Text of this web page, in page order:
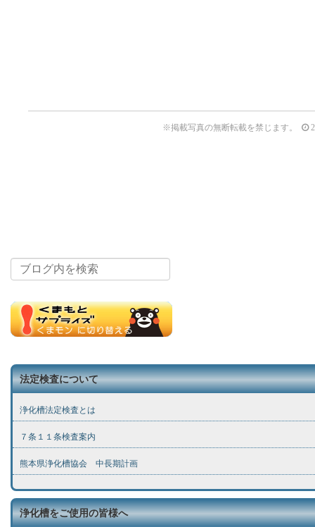
※掲載写真の無断転載を禁じます。
法定検査について
浄化槽法定検査とは
７条１１条検査案内
熊本県浄化槽協会 中長期計画
浄化槽をご使用の皆様へ